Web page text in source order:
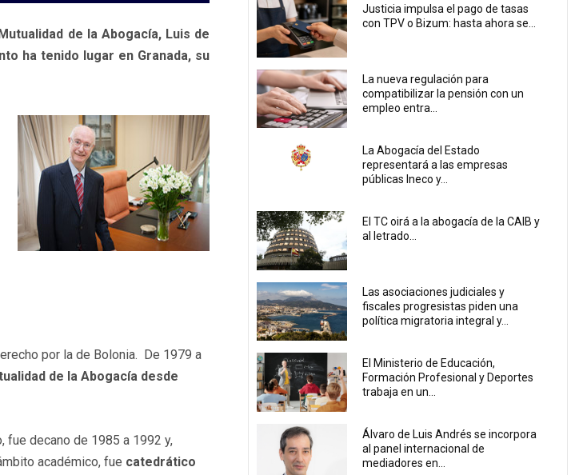
de la Abogacía, Luis de
ha tenido lugar en Granada, su
por la de Bolonia. De 1979 a
de la Abogacía desde
fue decano de 1985 a 1992 y,
académico, fue catedrático
Justicia impulsa el pago de tasas
con TPV o Bizum: hasta ahora se...
La nueva regulación para
compatibilizar la pensión con un
empleo entra...
La Abogacía del Estado
representará a las empresas
públicas Ineco y...
El TC oirá a la abogacía de la CAIB y
al letrado...
Las asociaciones judiciales y
fiscales progresistas piden una
política migratoria integral y...
El Ministerio de Educación,
Formación Profesional y Deportes
trabaja en un...
Álvaro de Luis Andrés se incorpora
al panel internacional de
mediadores en...